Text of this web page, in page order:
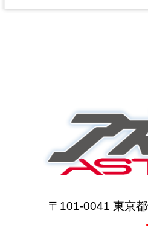
〒101-0041 東京